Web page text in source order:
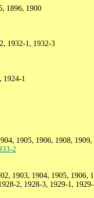
1896, 1900
1932-1, 1932-3
1924-1
1905, 1906, 1908,
2
1903, 1904, 1905,
2, 1928-3, 1929-1,